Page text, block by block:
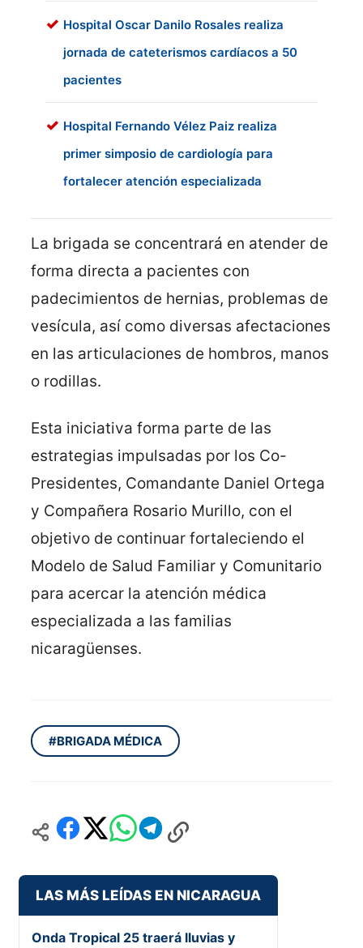
Hospital Oscar Danilo Rosales realiza
jornada de cateterismos cardíacos a 50
pacientes
Hospital Fernando Vélez Paiz realiza
primer simposio de cardiología para
fortalecer atención especializada
La brigada se concentrará en atender de
forma directa a pacientes con
padecimientos de hernias, problemas de
vesícula, así como diversas afectaciones
en las articulaciones de hombros, manos
o rodillas.
Esta iniciativa forma parte de las
estrategias impulsadas por los Co-
Presidentes, Comandante Daniel Ortega
y Compañera Rosario Murillo, con el
objetivo de continuar fortaleciendo el
Modelo de Salud Familiar y Comunitario
para acercar la atención médica
especializada a las familias
nicaragüenses.
#BRIGADA MÉDICA
LAS MÁS LEÍDAS EN NICARAGUA
Onda Tropical 25 traerá lluvias y